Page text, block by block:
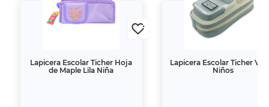
Lapicera Escolar Ticher Hoja
de Maple Lila Niña
Lapicera Escolar Ticher
Niños